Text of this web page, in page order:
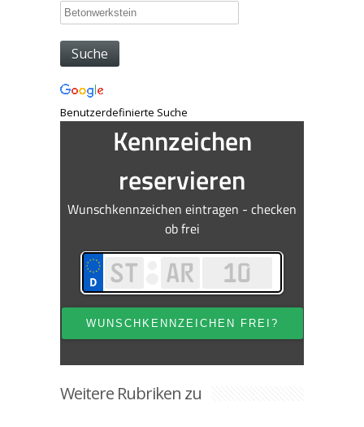
Benutzerdefinierte Suche
Weitere Rubriken zu